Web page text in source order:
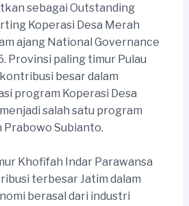
sebagai Outstanding
Koperasi Desa Merah
ajang National Governance
Provinsi paling timur Pulau
besar dalam
program Koperasi Desa
salah satu program
Subianto.
Khofifah Indar Parawansa
terbesar Jatim dalam
berasal dari industri